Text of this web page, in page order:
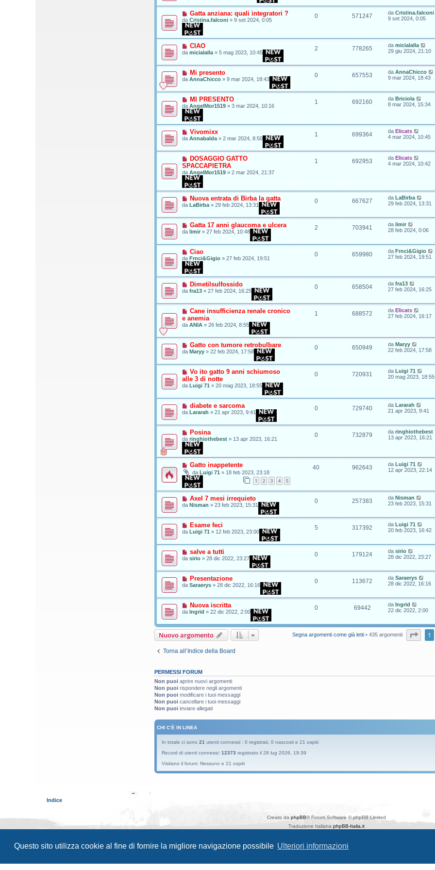
Questo sito utilizza cookie al fine di fornire la migliore navigazione possibile Ulteriori informazioni
Gatta anziana: quali integratori ?
da Cristina.falconi » 9 set 2024, 0:05
0 571247 da Cristina.falconi
9 set 2024, 0:05
CIAO
da micialalla » 5 mag 2023, 10:45
2 778265 da micialalla
29 giu 2024, 21:10
Mi presento
da AnnaChicco » 9 mar 2024, 18:43
0 657553 da AnnaChicco
9 mar 2024, 18:43
MI PRESENTO
da AngelMor1519 » 3 mar 2024, 10:16
1 692160 da Briciola
8 mar 2024, 15:34
Vivomixx
da Annabalda » 2 mar 2024, 8:50
1 699364 da Elicats
4 mar 2024, 10:45
DOSAGGIO GATTO
SPACCAPIETRA
da AngelMor1519 » 2 mar 2024, 21:37
1 692953 da Elicats
4 mar 2024, 10:42
Nuova entrata di Birba la gatta
da LaBirba » 29 feb 2024, 13:31
0 667627 da LaBirba
29 feb 2024, 13:31
Gatta 17 anni glaucoma e ulcera
da limir » 27 feb 2024, 10:48
2 703941 da limir
28 feb 2024, 0:06
Ciao
da Frnci&Gigio » 27 feb 2024, 19:51
0 659980 da Frnci&Gigio
27 feb 2024, 19:51
Dimetilsulfossido
da fra13 » 27 feb 2024, 16:25
0 658504 da fra13
27 feb 2024, 16:25
Cane insufficienza renale cronico
e anemia
da ANIA » 26 feb 2024, 8:55
1 688572 da Elicats
27 feb 2024, 16:17
Gatto con tumore retrobulbare
da Maryy » 22 feb 2024, 17:58
0 650949 da Maryy
22 feb 2024, 17:58
Vo ito gatto 9 anni schiumoso
alle 3 di notte
da Luigi 71 » 20 mag 2023, 18:55
0 720931 da Luigi 71
20 mag 2023, 18:55
diabete e sarcoma
da Lararah » 21 apr 2023, 9:41
0 729740 da Lararah
21 apr 2023, 9:41
Posina
da ringhiothebest » 13 apr 2023, 16:21
0 732879 da ringhiothebest
13 apr 2023, 16:21
Gatto inappetente
da Luigi 71 » 18 feb 2023, 23:18
1 2 3 4 5
40 962643 da Luigi 71
12 apr 2023, 22:14
Axel 7 mesi irrequieto
da Nisman » 23 feb 2023, 15:31
0 257383 da Nisman
23 feb 2023, 15:31
Esame feci
da Luigi 71 » 12 feb 2023, 23:00
5 317392 da Luigi 71
20 feb 2023, 16:42
salve a tutti
da sirio » 28 dic 2022, 23:27
0 179124 da sirio
28 dic 2022, 23:27
Presentazione
da Saraerys » 28 dic 2022, 16:16
0 113672 da Saraerys
28 dic 2022, 16:16
Nuova iscritta
da Ingrid » 22 dic 2022, 2:00
0 69442 da Ingrid
22 dic 2022, 2:00
Nuovo argomento Segna argomenti come già letti • 435 argomenti 1
Torna all’Indice della Board
PERMESSI FORUM
Non puoi aprire nuovi argomenti
Non puoi rispondere negli argomenti
Non puoi modificare i tuoi messaggi
Non puoi cancellare i tuoi messaggi
Non puoi inviare allegati
CHI C’È IN LINEA
In totale ci sono 21 utenti connessi : 0 registrati, 0 nascosti e 21 ospiti
Record di utenti connessi: 12373 registrato il 28 lug 2026, 19:39
Visitano il forum: Nessuno e 21 ospiti
Indice
Creato da phpBB® Forum Software © phpBB Limited
Traduzione Italiana phpBB-Italia.it
phpBB SiteMaker